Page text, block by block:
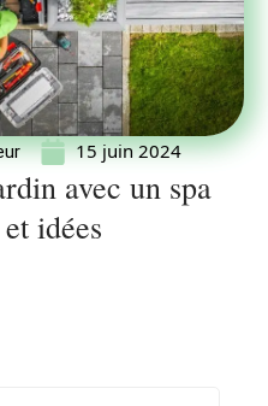
15 juin 2024
avec un spa
idées